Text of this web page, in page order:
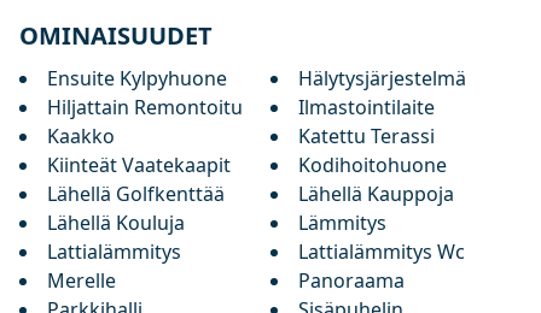
OMINAISUUDET
Ensuite Kylpyhuone
Hälytysjärjestelmä
Hiljattain Remontoitu
Ilmastointilaite
Kaakko
Katettu Terassi
Kiinteät Vaatekaapit
Kodihoitohuone
Lähellä Golfkenttää
Lähellä Kauppoja
Lähellä Kouluja
Lämmitys
Lattialämmitys
Lattialämmitys Wc
Merelle
Panoraama